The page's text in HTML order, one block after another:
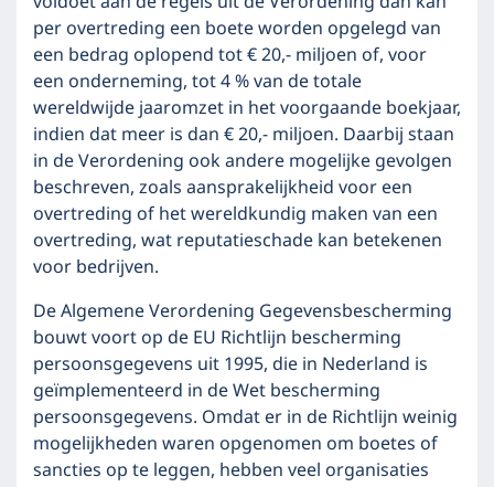
per overtreding een boete worden opgelegd van
een bedrag oplopend tot € 20,- miljoen of, voor
een onderneming, tot 4 % van de totale
wereldwijde jaaromzet in het voorgaande boekjaar,
indien dat meer is dan € 20,- miljoen. Daarbij staan
in de Verordening ook andere mogelijke gevolgen
beschreven, zoals aansprakelijkheid voor een
overtreding of het wereldkundig maken van een
overtreding, wat reputatieschade kan betekenen
voor bedrijven.
De Algemene Verordening Gegevensbescherming
bouwt voort op de EU Richtlijn bescherming
persoonsgegevens uit 1995, die in Nederland is
geïmplementeerd in de Wet bescherming
persoonsgegevens. Omdat er in de Richtlijn weinig
mogelijkheden waren opgenomen om boetes of
sancties op te leggen, hebben veel organisaties